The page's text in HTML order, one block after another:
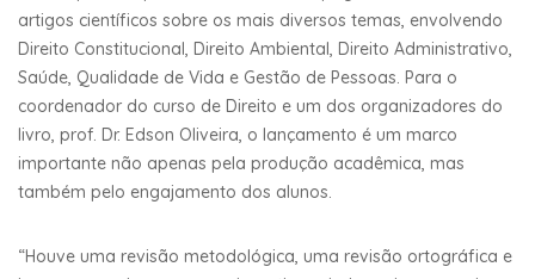
artigos científicos sobre os mais diversos temas, envolvendo
Direito Constitucional, Direito Ambiental, Direito Administrativo,
Saúde, Qualidade de Vida e Gestão de Pessoas. Para o
coordenador do curso de Direito e um dos organizadores do
livro, prof. Dr. Edson Oliveira, o lançamento é um marco
importante não apenas pela produção acadêmica, mas
também pelo engajamento dos alunos.
“Houve uma revisão metodológica, uma revisão ortográfica e